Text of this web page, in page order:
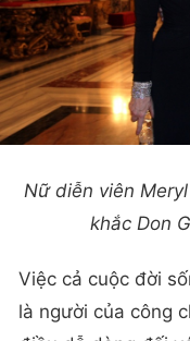
Nữ diễn viên
khắc Don
Việc cả cuộc đời
là người của công